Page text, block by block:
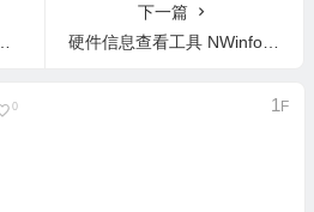
下一篇
硬件信息查看工具 NWinfo v1.6.4.4 中文版-快速获取系统和硬件信息
0 1 F